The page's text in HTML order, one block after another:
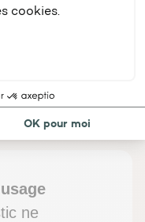
de biens
plomb est
un diagnostic
ne